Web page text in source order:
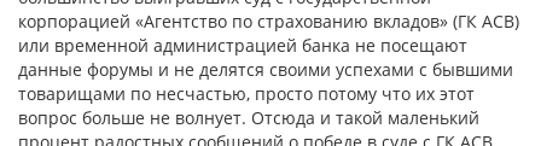
корпорацией «Агентство по страхованию вкладов» (ГК АСВ)
или временной администрацией банка не посещают
данные форумы и не делятся своими успехами с бывшими
товарищами по несчастью, просто потому что их этот
вопрос больше не волнует. Отсюда и такой маленький